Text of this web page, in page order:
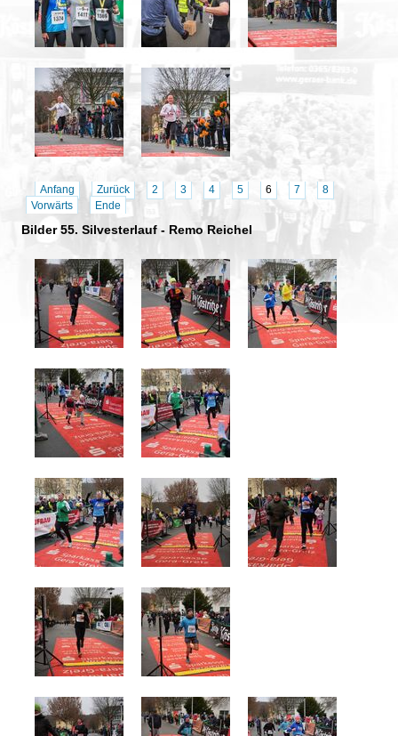
Anfang Zurück 2 3 4 5 6 7
8
Vorwärts
Ende
Bilder 55. Silvesterlauf - Remo Reichel